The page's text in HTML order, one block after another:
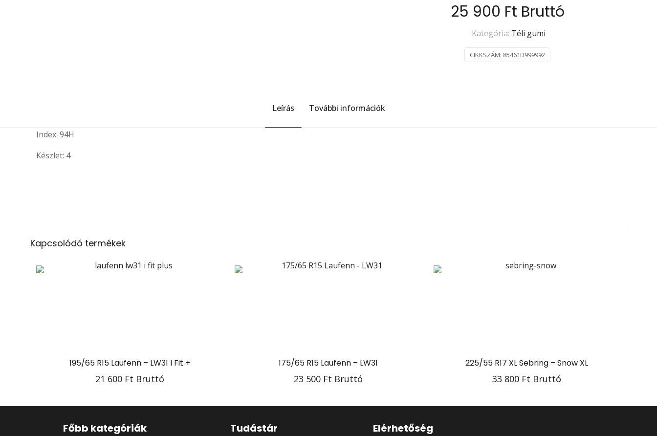
25 900 Ft Bruttó
CIKKSZÁM: 85461D999992
Kategória: Téli gumi
Leírás További információk
Index: 94H
Készlet: 4
Szélesség
205
Kapcsolódó termékek
195/65 R15 Laufenn – LW31 I Fit +
21 600 Ft Bruttó
175/65 R15 Laufenn – LW31
23 500 Ft Bruttó
225/55 R17 XL Sebring – Snow XL
33 800 Ft Bruttó
Főbb kategóriák Tudástár Elérhetőség